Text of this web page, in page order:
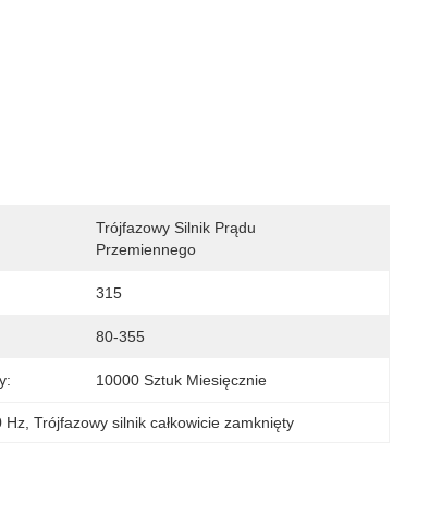
Trójfazowy Silnik Prądu
Przemiennego
315
80-355
10000 Sztuk Miesięcznie
Hz , Trójfazowy silnik całkowicie zamknięty